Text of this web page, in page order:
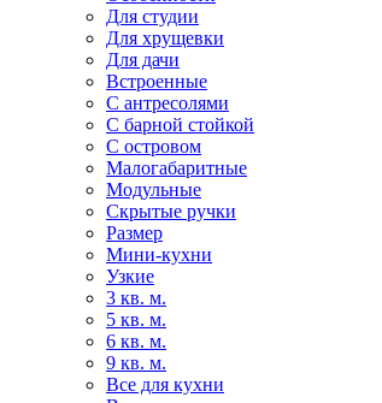
Для студии
Для хрущевки
Для дачи
Встроенные
С антресолями
С барной стойкой
С островом
Малогабаритные
Модульные
Скрытые ручки
Размер
Мини-кухни
Узкие
3 кв. м.
5 кв. м.
6 кв. м.
9 кв. м.
Все для кухни